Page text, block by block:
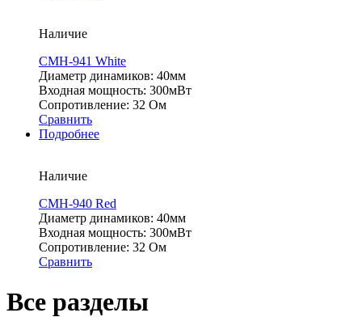
Наличие
CMH-941 White
Диаметр динамиков: 40мм
Входная мощность: 300мВт
Сопротивление: 32 Ом
Сравнить
Подробнее
Наличие
CMH-940 Red
Диаметр динамиков: 40мм
Входная мощность: 300мВт
Сопротивление: 32 Ом
Сравнить
Все разделы